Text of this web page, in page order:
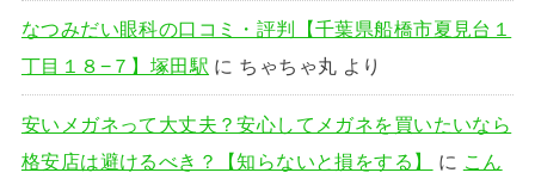
なつみだい眼科の口コミ・評判【千葉県船橋市夏見台１
丁目１８−７】塚田駅 に ちゃちゃ丸 より
安いメガネって大丈夫？安心してメガネを買いたいなら
格安店は避けるべき？【知らないと損をする】
に
こん